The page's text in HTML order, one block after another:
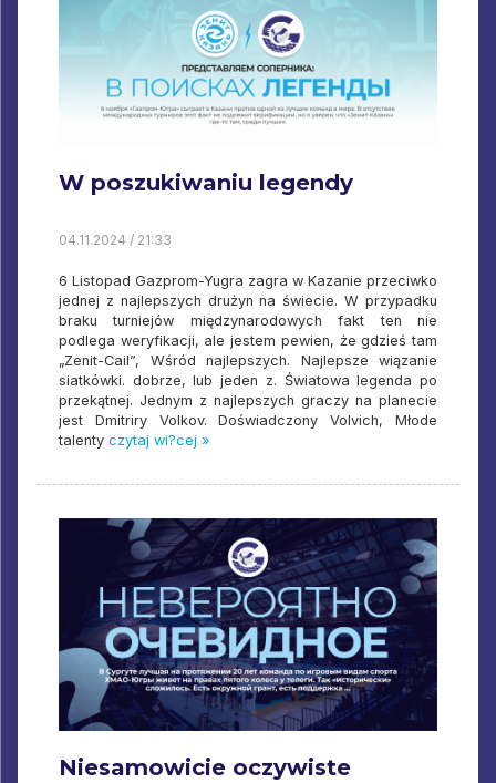
W poszukiwaniu legendy
04.11.2024 / 21:33
6 Listopad Gazprom-Yugra zagra w Kazanie przeciwko
jednej z najlepszych drużyn na świecie. W przypadku
braku turniejów międzynarodowych fakt ten nie
podlega weryfikacji, ale jestem pewien, że gdzieś tam
„Zenit-Cail”, Wśród najlepszych. Najlepsze wiązanie
siatkówki. dobrze, lub jeden z. Światowa legenda po
przekątnej. Jednym z najlepszych graczy na planecie
jest Dmitriry Volkov. Doświadczony Volvich, Młode
talenty czytaj wi?cej »
Niesamowicie oczywiste